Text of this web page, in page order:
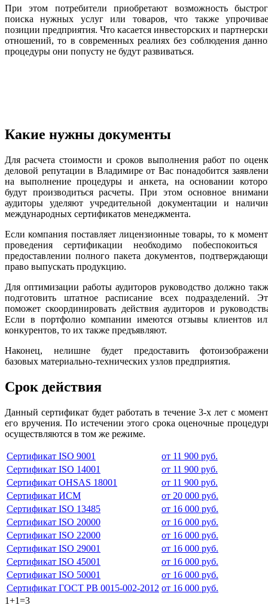
При этом потребители приобретают возможность
поиска нужных услуг или товаров, что также
позиции предприятия. Что касается инвесторских и
отношений, то в современных реалиях без соблюдения
процедуры они попусту не будут развиваться.
Какие нужны документы
Для расчета стоимости и сроков выполнения работ по
деловой репутации в Владимире от Вас понадобится
на выполнение процедуры и анкета, на основании
будут производиться расчеты. При этом основное
аудиторы уделяют учредительной документации и
международных сертификатов менеджмента.
Если компания поставляет лицензионные товары, то к
проведения сертификации необходимо побеспокоиться
предоставлении полного пакета документов,
право выпускать продукцию.
Для оптимизации работы аудиторов руководство должно
подготовить штатное расписание всех подразделений.
поможет скоординировать действия аудиторов и
Если в портфолио компании имеются отзывы клиентов
конкурентов, то их также предъявляют.
Наконец, нелишне будет предоставить
базовых материально-технических узлов предприятия.
Срок действия
Данный сертификат будет работать в течение 3-х лет с
его вручения. По истечении этого срока оценочные
осуществляются в том же режиме.
Сертификат ISO 9001
от 11 900 руб.
Сертификат ISO 14001
от 11 900 руб.
Сертификат OHSAS 18001
от 11 900 руб.
Сертификат ИСМ
от 20 000 руб.
Сертификат ISO 13485
от 16 000 руб.
Сертификат ISO 20000
от 16 000 руб.
Сертификат ISO 22000
от 16 000 руб.
Сертификат ISO 29001
от 16 000 руб.
Сертификат ISO 45001
от 16 000 руб.
Сертификат ISO 50001
от 16 000 руб.
Сертификат ГОСТ РВ 0015-002-2012 от 16 000 руб.
1+1=3